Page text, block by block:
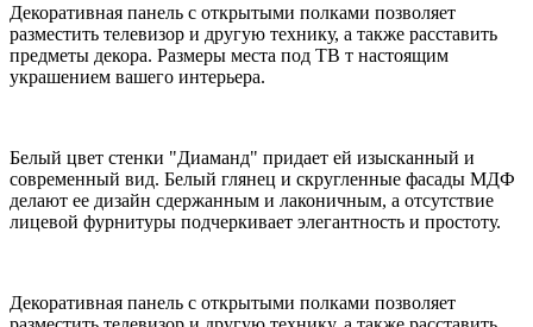
Декоративная панель с открытыми полками позволяет
разместить телевизор и другую технику, а также расставить
предметы декора. Размеры места под ТВ т настоящим
украшением вашего интерьера.
Белый цвет стенки "Диаманд" придает ей изысканный и
современный вид. Белый глянец и скругленные фасады МДФ
делают ее дизайн сдержанным и лаконичным, а отсутствие
лицевой фурнитуры подчеркивает элегантность и простоту.
Декоративная панель с открытыми полками позволяет